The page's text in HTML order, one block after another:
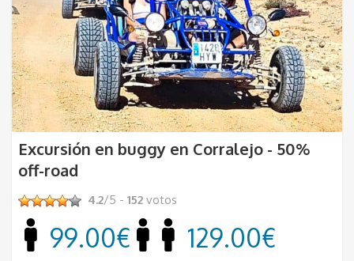
Excursión en buggy en Corralejo - 50%
off-road
4.2/5 -152 votos
99.00€ 129.00€